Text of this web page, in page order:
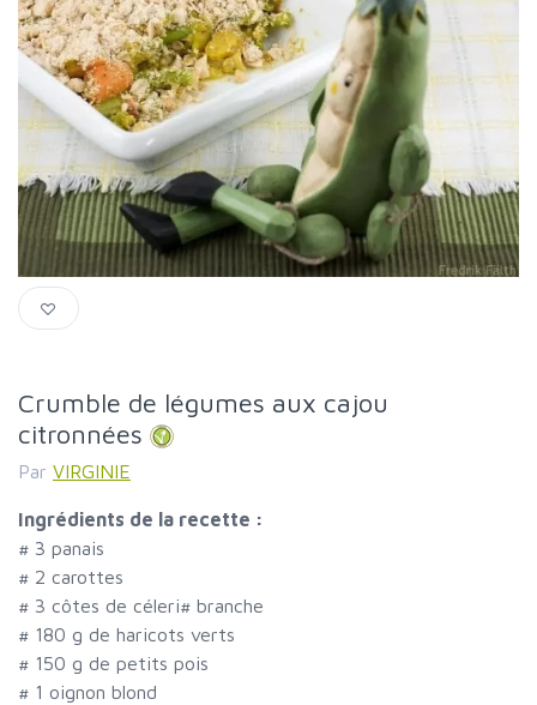
Crumble de légumes aux cajou
citronnées
Par VIRGINIE
Ingrédients de la recette :
# 3 panais
# 2 carottes
# 3 côtes de céleri# branche
# 180 g de haricots verts
# 150 g de petits pois
# 1 oignon blond